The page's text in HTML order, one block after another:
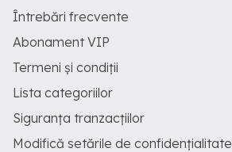
Întrebări frecvente
Abonament VIP
Termeni și condiții
Lista categoriilor
Siguranța tranzacțiilor
Modifică setările de confidențialitate